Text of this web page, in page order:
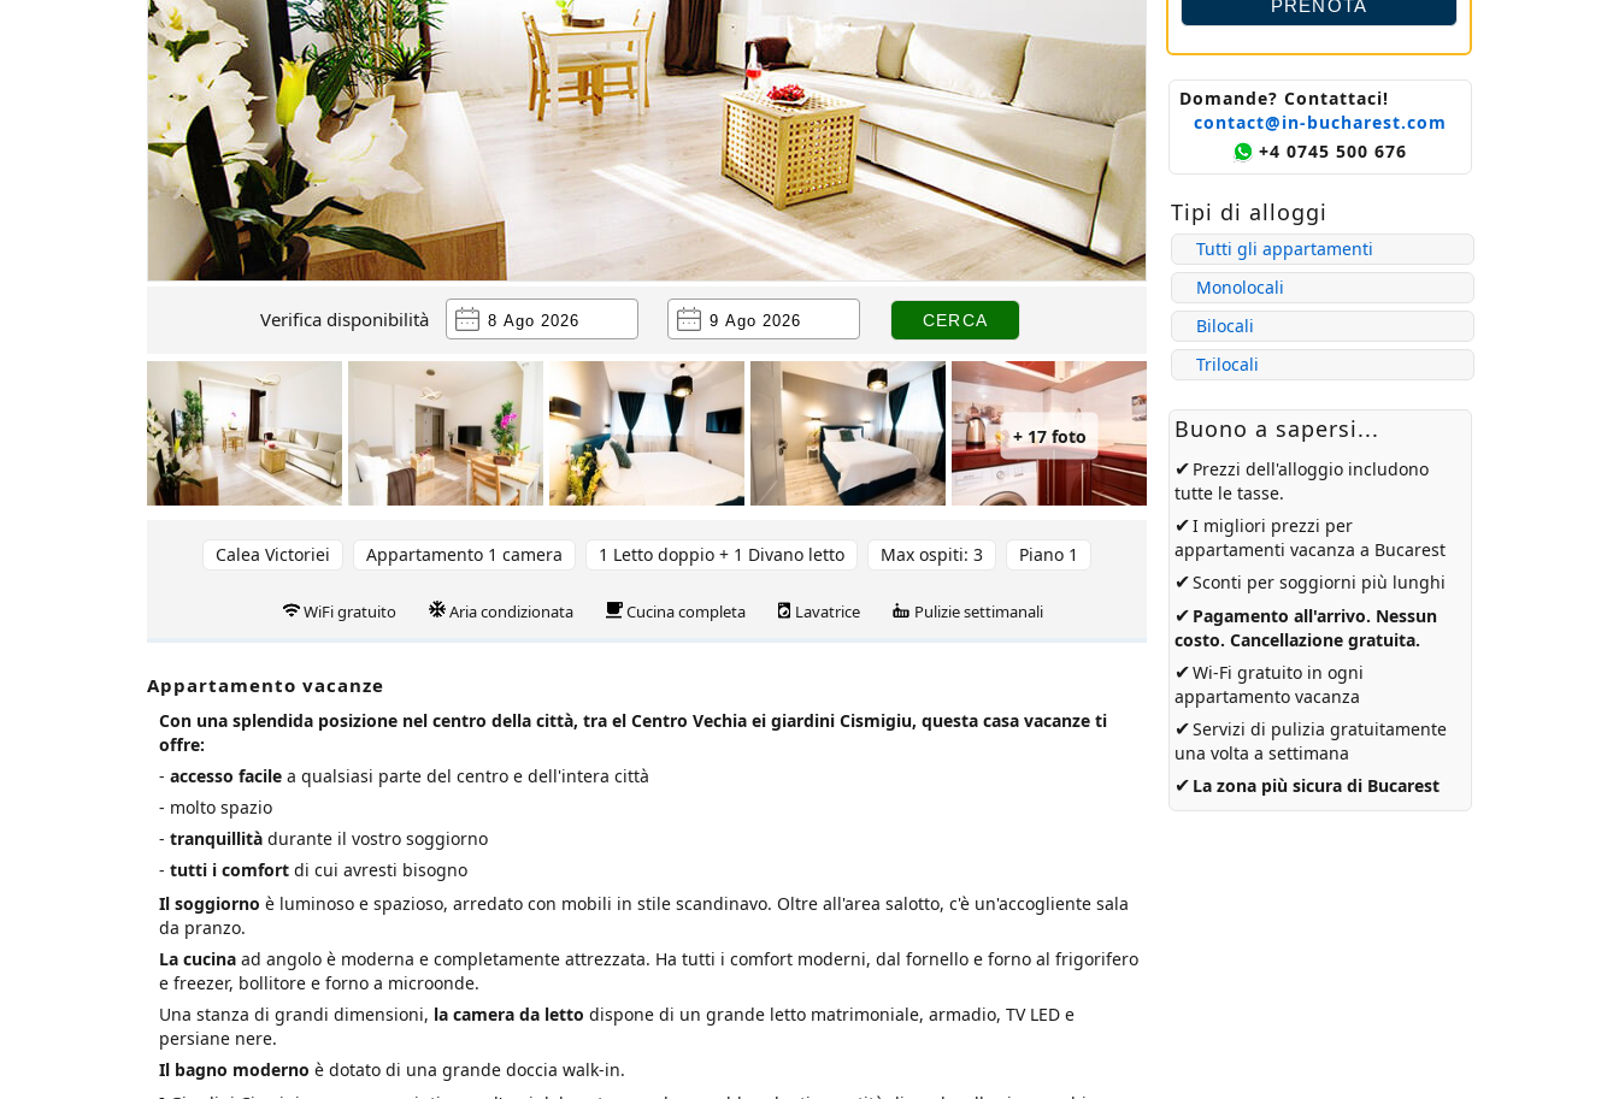
Verifica disponibilità
+ 17 foto
Calea Victoriei Appartamento 1 camera 1 Letto doppio + 1 Divano letto Max ospiti: 3 Piano 1
WiFi gratuito Aria condizionata Cucina completa Lavatrice Pulizie settimanali
Appartamento vacanze
Con una splendida posizione nel centro della città, tra el Centro Vechia ei giardini Cismigiu, questa casa vacanze ti
offre:
- accesso facile a qualsiasi parte del centro e dell'intera città
- molto spazio
- tranquillità durante il vostro soggiorno
- tutti i comfort di cui avresti bisogno
Il soggiorno è luminoso e spazioso, arredato con mobili in stile scandinavo. Oltre all'area salotto, c'è un'accogliente sala
da pranzo.
La cucina ad angolo è moderna e completamente attrezzata. Ha tutti i comfort moderni, dal fornello e forno al frigorifero
e freezer, bollitore e forno a microonde.
Una stanza di grandi dimensioni, la camera da letto dispone di un grande letto matrimoniale, armadio, TV LED e
persiane nere.
Il bagno moderno è dotato di una grande doccia walk-in.
Domande? Contattaci!
contact@in-bucharest.com
+4 0745 500 676
Tipi di alloggi
Tutti gli appartamenti
Monolocali
Bilocali
Trilocali
Buono a sapersi...
✔ Prezzi dell'alloggio includono
tutte le tasse.
✔I migliori prezzi per
appartamenti vacanza a Bucarest
✔Sconti per soggiorni più lunghi
✔ Pagamento all'arrivo. Nessun
costo. Cancellazione gratuita.
✔Wi-Fi gratuito in ogni
appartamento vacanza
✔Servizi di pulizia gratuitamente
una volta a settimana
✔ La zona più sicura di Bucarest